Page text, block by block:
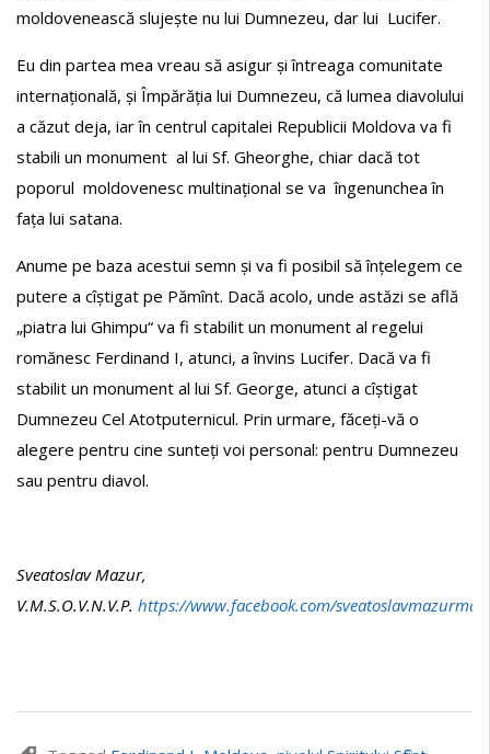
moldovenească slujește nu lui Dumnezeu, dar lui Lucifer.
Eu din partea mea vreau să asigur și întreaga comunitate
internațională, și Împărăția lui Dumnezeu, că lumea diavolului
a căzut deja, iar în centrul capitalei Republicii Moldova va fi
stabili un monument al lui Sf. Gheorghe, chiar dacă tot
poporul moldovenesc multinațional se va îngenunchea în
fața lui satana.
Anume pe baza acestui semn și va fi posibil să înțelegem ce
putere a cîștigat pe Pămînt. Dacă acolo, unde astăzi se află
„piatra lui Ghimpu“ va fi stabilit un monument al regelui
romănesc Ferdinand I, atunci, a învins Lucifer. Dacă va fi
stabilit un monument al lui Sf. George, atunci a cîștigat
Dumnezeu Cel Atotputernicul. Prin urmare, făceți-vă o
alegere pentru cine sunteți voi personal: pentru Dumnezeu
sau pentru diavol.
Sveatoslav Mazur,
V.M.S.O.V.N.V.P. https://www.facebook.com/